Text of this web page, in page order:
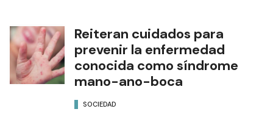
Reiteran cuidados para
prevenir la enfermedad
conocida como síndrome
mano-ano-boca
SOCIEDAD